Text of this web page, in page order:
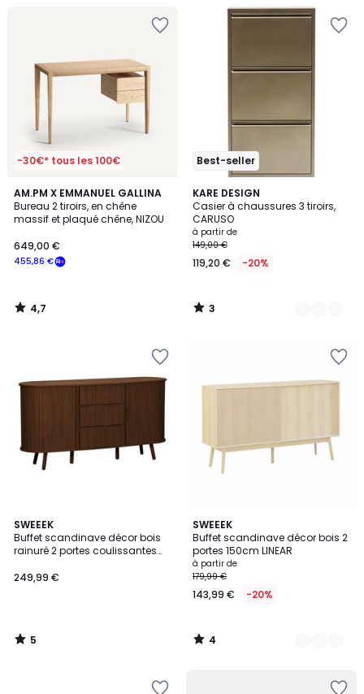
-30€* tous les 100€
AM.PM X EMMANUEL GALLINA
Bureau 2 tiroirs, en chêne
massif et plaqué chêne, NIZOU
455,86 €
649,00 €
4,7
/ 5
4,7
/
Best-seller
KARE DESIGN
Casier à chaussures 3 tiroirs,
CARUSO
à partir de
149,00 €
119,20 € -20%
3
/
5
14
Couleurs
3
/
SWEEEK
Buffet scandinave décor bois
rainuré 2 portes coulissantes
249,99 €
5
/
5
5
/
SWEEEK
Buffet scandinave décor bois 2
portes 150cm LINEAR
à partir de
179,99 €
143,99 € -20%
4
/
5
2
Couleurs
4
/